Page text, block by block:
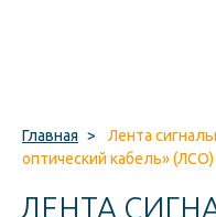
Главная >
Лента
оптический кабель» (ЛСО)
ЛЕНТА